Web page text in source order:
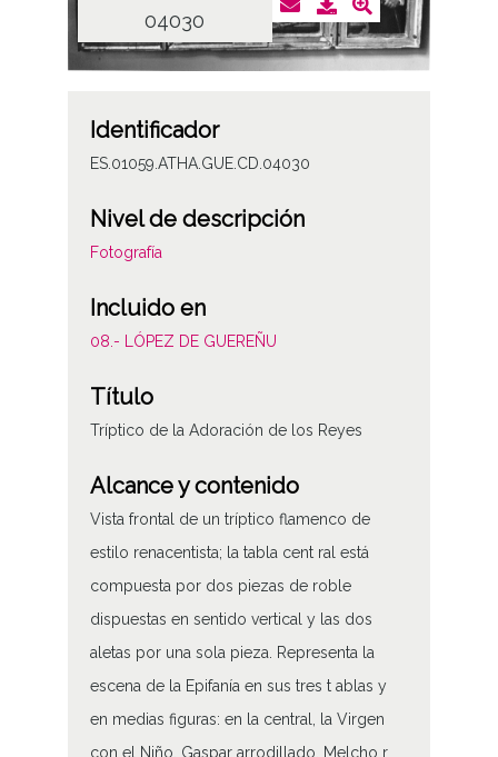
04030
Identificador
ES.01059.ATHA.GUE.CD.04030
Nivel de descripción
Fotografía
Incluido en
08.- LÓPEZ DE GUEREÑU
Título
Tríptico de la Adoración de los Reyes
Alcance y contenido
Vista frontal de un tríptico flamenco de
estilo renacentista; la tabla cent ral está
compuesta por dos piezas de roble
dispuestas en sentido vertical y las dos
aletas por una sola pieza. Representa la
escena de la Epifanía en sus tres t ablas y
en medias figuras: en la central, la Virgen
con el Niño, Gaspar arrodillado, Melcho r